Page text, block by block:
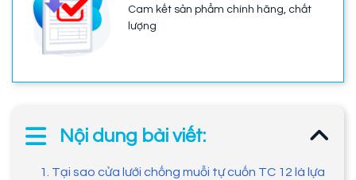
Cam kết sản phẩm chính hãng, chất
lượng
Nội dung bài viết:
1. Tại sao cửa lưới chống muỗi tự cuốn TC 12 là lựa